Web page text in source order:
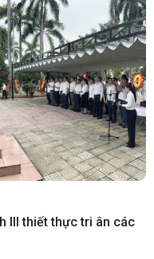
III thiết thực tri ân các